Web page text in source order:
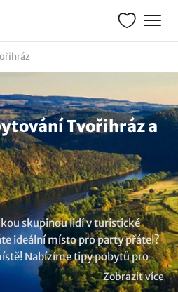
Tvořihráz a
skupinou lidí v turistické
ideální místo pro party přátel?
Nabízíme tipy pobytů pro
50, 70, 100 a více osob. Můžete
Zobrazit více